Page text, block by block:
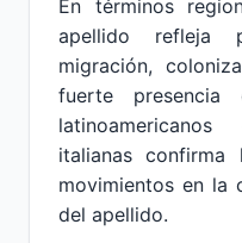
En términos
apellido refleja
migración,
fuerte
italianas
movimientos en la
del apellido.